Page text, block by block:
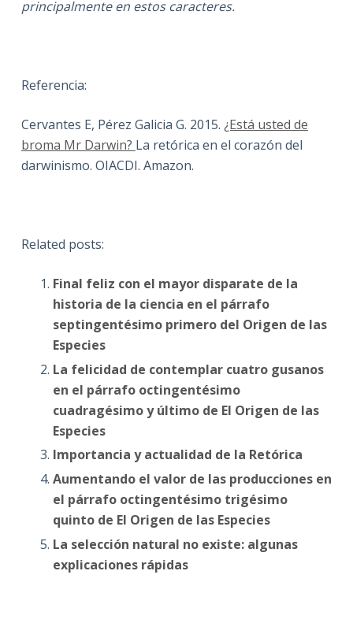
principalmente en estos caracteres.
Referencia:
Cervantes E, Pérez Galicia G. 2015. ¿Está usted de
broma Mr Darwin? La retórica en el corazón del
darwinismo. OIACDI. Amazon.
Related posts:
Final feliz con el mayor disparate de la
historia de la ciencia en el párrafo
septingentésimo primero del Origen de las
Especies
La felicidad de contemplar cuatro gusanos
en el párrafo octingentésimo
cuadragésimo y último de El Origen de las
Especies
Importancia y actualidad de la Retórica
Aumentando el valor de las producciones en
el párrafo octingentésimo trigésimo
quinto de El Origen de las Especies
La selección natural no existe: algunas
explicaciones rápidas